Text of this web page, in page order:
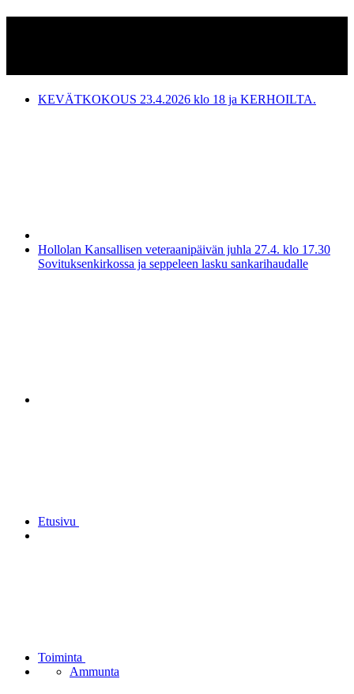
KEVÄTKOKOUS 23.4.2026 klo 18 ja KERHOILTA.
Hollolan Kansallisen veteraanipäivän juhla 27.4. klo 17.30
Sovituksenkirkossa ja seppeleen lasku sankarihaudalle
Etusivu
Toiminta
Ammunta